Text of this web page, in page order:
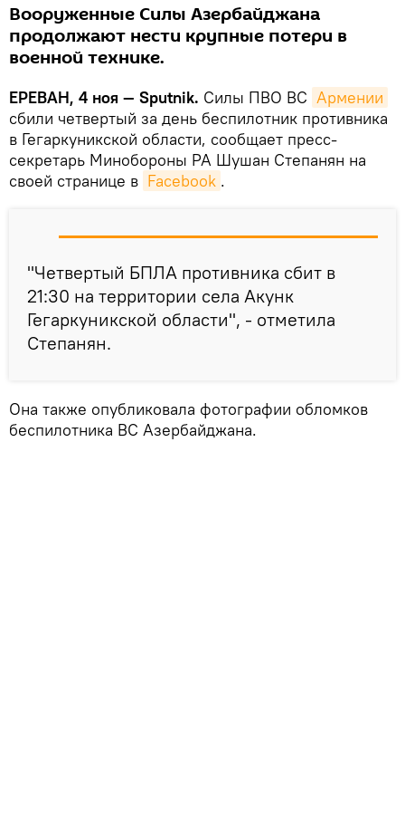
Вооруженные Силы Азербайджана
продолжают нести крупные потери в
военной технике.
ЕРЕВАН, 4 ноя — Sputnik. Силы ПВО ВС Армении
сбили четвертый за день беспилотник противника
в Гегаркуникской области, сообщает пресс-
секретарь Минобороны РА Шушан Степанян на
своей странице в Facebook .
"Четвертый БПЛА противника сбит в
21:30 на территории села Акунк
Гегаркуникской области", - отметила
Степанян.
Она также опубликовала фотографии обломков
беспилотника ВС Азербайджана.